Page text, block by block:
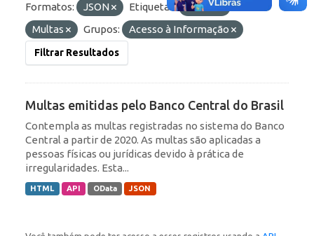
Formatos: JSON Etiquetas:
Olinda
Multas
Grupos: Acesso à Informação
Filtrar Resultados
Multas emitidas pelo Banco Central do Brasil
Contempla as multas registradas no sistema do Banco
Central a partir de 2020. As multas são aplicadas a
pessoas físicas ou jurídicas devido à prática de
irregularidades. Esta...
HTML API OData JSON